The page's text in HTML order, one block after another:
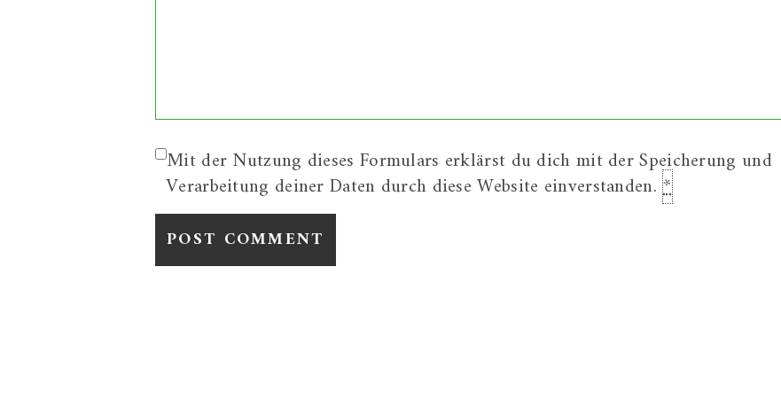
Mit der Nutzung dieses Formulars erklärst du dich mit der Speicherung und
Verarbeitung deiner Daten durch diese Website einverstanden.*